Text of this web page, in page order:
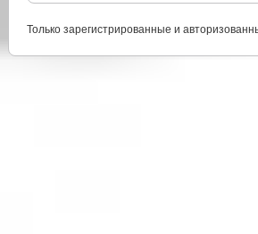
Только зарегистрированные и